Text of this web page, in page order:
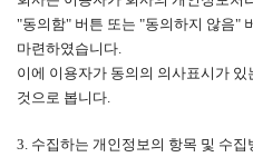
"동의함" 버튼 또는 "동의하지 않음"
마련하였습니다.
이에 이용자가 동의의 의사표시가
것으로 봅니다.
3. 수집하는 개인정보의 항목 및 수집